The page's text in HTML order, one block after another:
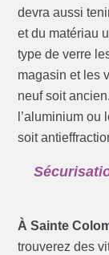
devra aussi
et du matériau
type de verre
magasin et les
neuf soit
l’aluminium
soit
À Sainte
trouverez des